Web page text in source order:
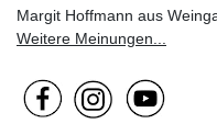
Margit Hoffmann aus
Weitere Meinungen...